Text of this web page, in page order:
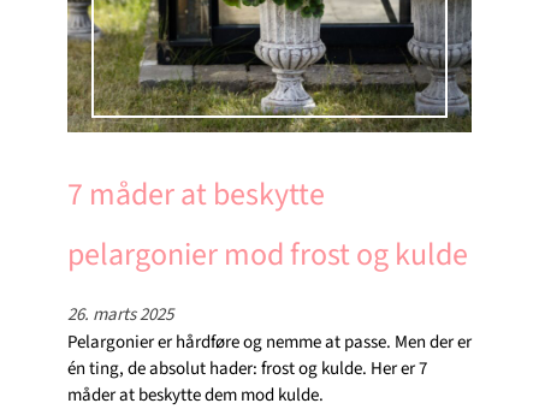
7 måder at beskytte
pelargonier mod frost og kulde
26. marts 2025
Pelargonier er hårdføre og nemme at passe. Men der er
én ting, de absolut hader: frost og kulde. Her er 7
måder at beskytte dem mod kulde.